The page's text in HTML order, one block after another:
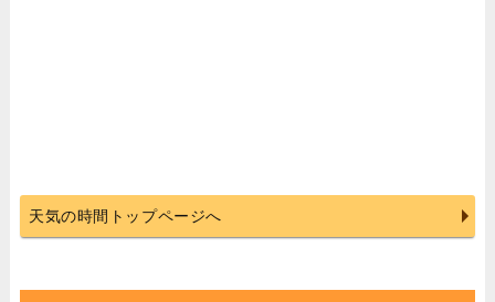
天気の時間トップページへ